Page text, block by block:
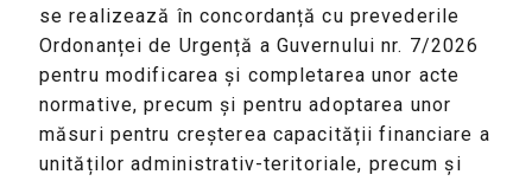
se realizează în concordanță cu prevederile
Ordonanței de Urgență a Guvernului nr. 7/2026
pentru modificarea și completarea unor acte
normative, precum și pentru adoptarea unor
măsuri pentru creșterea capacității financiare a
unităților administrativ-teritoriale, precum și